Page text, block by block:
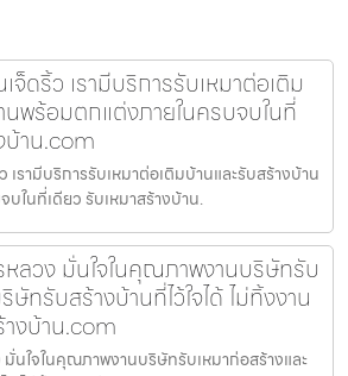
จ็ดริ้ว เรามีบริการรับเหมาต่อเติม
นพร้อมตกแต่งภายในครบจบในที่
บ้าน.com
เรามีบริการรับเหมาต่อเติมบ้านและรับสร้างบ้าน
ในที่เดียว รับเหมาสร้างบ้าน.
หลวง มั่นใจในคุณภาพงานบริษัทรับ
ษัทรับสร้างบ้านที่ไว้ใจได้ ไม่ทิ้งงาน
งบ้าน.com
มั่นใจในคุณภาพงานบริษัทรับเหมาก่อสร้างและ